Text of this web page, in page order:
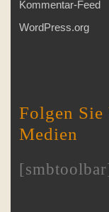
Kommentar-Feed
WordPress.org
Folgen Sie
Medien